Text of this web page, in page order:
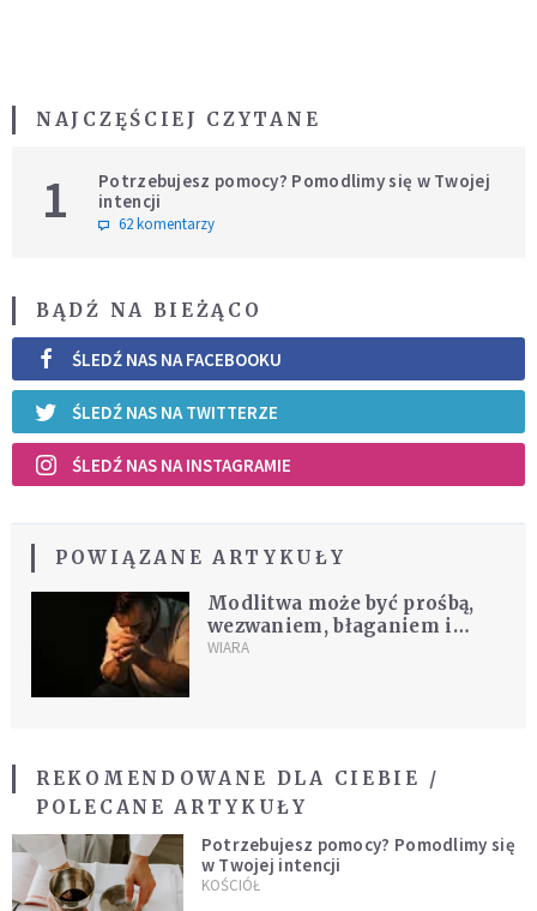
NAJCZĘŚCIEJ CZYTANE
1
Potrzebujesz pomocy? Pomodlimy się w Twojej
intencji
62 komentarzy
BĄDŹ NA BIEŻĄCO
ŚLEDŹ NAS NA FACEBOOKU
ŚLEDŹ NAS NA TWITTERZE
ŚLEDŹ NAS NA INSTAGRAMIE
POWIĄZANE ARTYKUŁY
Modlitwa może być prośbą,
wezwaniem, błaganiem i
dziękczynieniem. Co to
WIARA
REKOMENDOWANE DLA CIEBIE /
POLECANE ARTYKUŁY
Potrzebujesz pomocy? Pomodlimy się
w Twojej intencji
KOŚCIÓŁ